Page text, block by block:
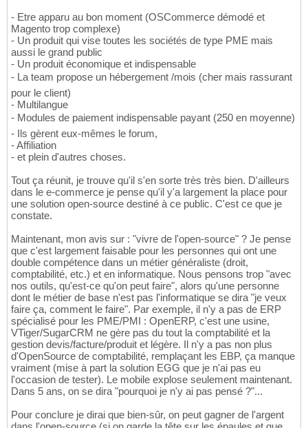
- Etre apparu au bon moment (OSCommerce démodé et
Magento trop complexe)
- Un produit qui vise toutes les sociétés de type PME mais
aussi le grand public
- Un produit économique et indispensable
- La team propose un hébergement /mois (cher mais rassurant
pour le client)
- Multilangue
- Modules de paiement indispensable payant (250 en moyenne)
- Ils gèrent eux-mêmes le forum,
- Affiliation
- et plein d'autres choses.
Tout ça réunit, je trouve qu'il s'en sorte très très bien. D'ailleurs
dans le e-commerce je pense qu'il y'a largement la place pour
une solution open-source destiné à ce public. C'est ce que je
constate.
Maintenant, mon avis sur : "vivre de l'open-source" ? Je pense
que c'est largement faisable pour les personnes qui ont une
double compétence dans un métier généraliste (droit,
comptabilité, etc.) et en informatique. Nous pensons trop "avec
nos outils, qu'est-ce qu'on peut faire", alors qu'une personne
dont le métier de base n'est pas l'informatique se dira "je veux
faire ça, comment le faire". Par exemple, il n'y a pas de ERP
spécialisé pour les PME/PMI : OpenERP, c'est une usine,
VTiger/SugarCRM ne gère pas du tout la comptabilité et la
gestion devis/facture/produit et légère. Il n'y a pas non plus
d'OpenSource de comptabilité, remplaçant les EBP, ça manque
vraiment (mise à part la solution EGG que je n'ai pas eu
l'occasion de tester). Le mobile explose seulement maintenant.
Dans 5 ans, on se dira "pourquoi je n'y ai pas pensé ?"...
Pour conclure je dirai que bien-sûr, on peut gagner de l'argent